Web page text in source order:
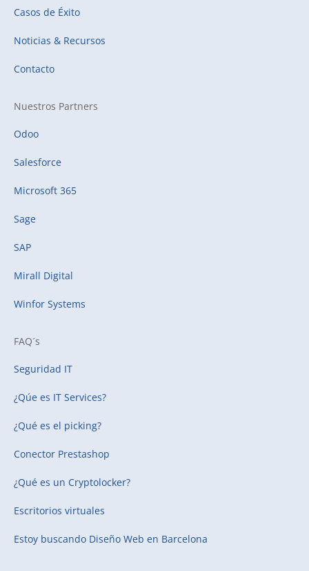
Casos de Éxito
Noticias & Recursos
Contacto
Nuestros Partners
Odoo
Salesforce
Microsoft 365
Sage
SAP
Mirall Digital
Winfor Systems
FAQ´s
Seguridad IT
¿Qúe es IT Services?
¿Qué es el picking?
Conector Prestashop
¿Qué es un Cryptolocker?
Escritorios virtuales
Estoy buscando Diseño Web en Barcelona